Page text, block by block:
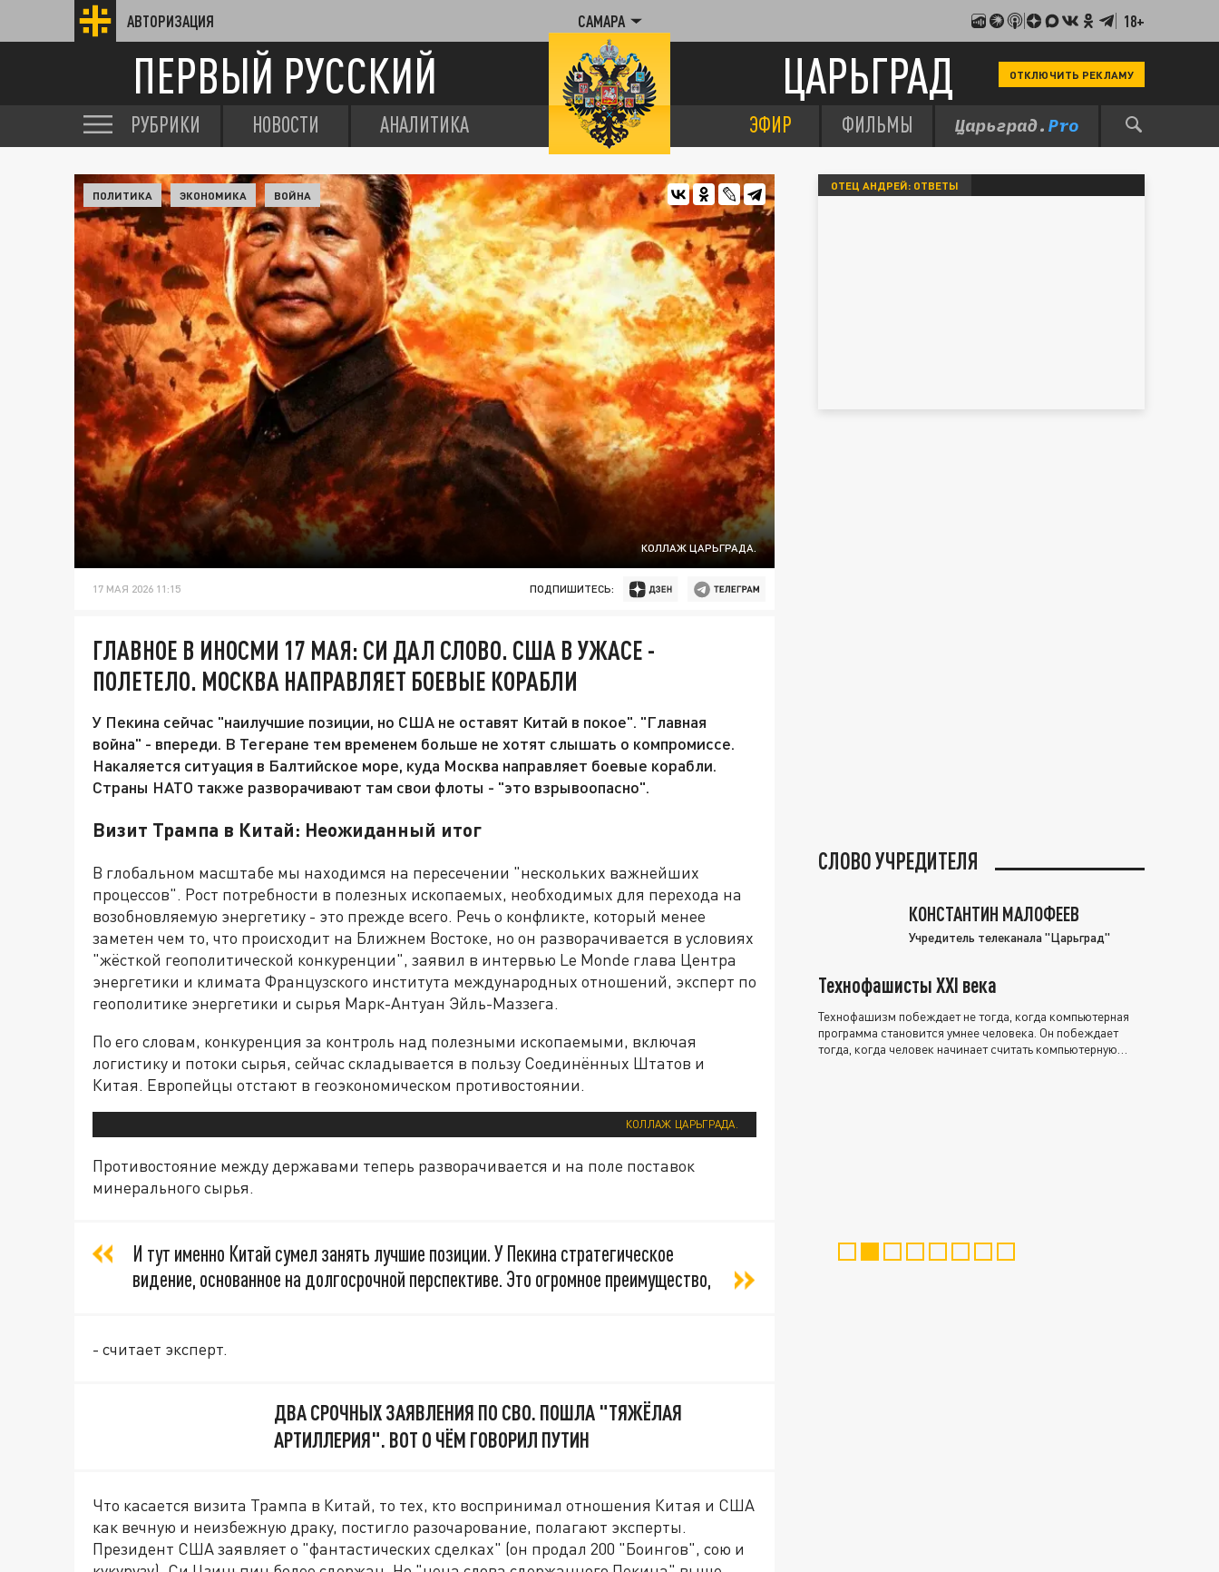
АВТОРИЗАЦИЯ САМАРА 18+
ПЕРВЫЙ РУССКИЙ ЦАРЬГРАД ОТКЛЮЧИТЬ РЕКЛАМУ
РУБРИКИ НОВОСТИ АНАЛИТИКА ЭФИР ФИЛЬМЫ
КОЛЛАЖ ЦАРЬГРАДА.
ПОЛИТИКА ЭКОНОМИКА ВОЙНА
17 МАЯ 2026 11:15 ПОДПИШИТЕСЬ:
ГЛАВНОЕ В ИНОСМИ 17 МАЯ: СИ ДАЛ СЛОВО. США В УЖАСЕ -
ПОЛЕТЕЛО. МОСКВА НАПРАВЛЯЕТ БОЕВЫЕ КОРАБЛИ
У Пекина сейчас "наилучшие позиции, но США не оставят Китай в покое". "Главная
война" - впереди. В Тегеране тем временем больше не хотят слышать о компромиссе.
Накаляется ситуация в Балтийское море, куда Москва направляет боевые корабли.
Страны НАТО также разворачивают там свои флоты - "это взрывоопасно".
Визит Трампа в Китай: Неожиданный итог
В глобальном масштабе мы находимся на пересечении "нескольких важнейших
процессов". Рост потребности в полезных ископаемых, необходимых для перехода на
возобновляемую энергетику - это прежде всего. Речь о конфликте, который менее
заметен чем то, что происходит на Ближнем Востоке, но он разворачивается в условиях
"жёсткой геополитической конкуренции", заявил в интервью Le Monde глава Центра
энергетики и климата Французского института международных отношений, эксперт по
геополитике энергетики и сырья Марк-Антуан Эйль-Маззега.
По его словам, конкуренция за контроль над полезными ископаемыми, включая
логистику и потоки сырья, сейчас складывается в пользу Соединённых Штатов и
Китая. Европейцы отстают в геоэкономическом противостоянии.
КОЛЛАЖ ЦАРЬГРАДА.
Противостояние между державами теперь разворачивается и на поле поставок
минерального сырья.
И тут именно Китай сумел занять лучшие позиции. У Пекина стратегическое
видение, основанное на долгосрочной перспективе. Это огромное преимущество,
- считает эксперт.
ДВА СРОЧНЫХ ЗАЯВЛЕНИЯ ПО СВО. ПОШЛА "ТЯЖЁЛАЯ
АРТИЛЛЕРИЯ". ВОТ О ЧЁМ ГОВОРИЛ ПУТИН
Что касается визита Трампа в Китай, то тех, кто воспринимал отношения Китая и США
как вечную и неизбежную драку, постигло разочарование, полагают эксперты.
Президент США заявляет о "фантастических сделках" (он продал 200 "Боингов", сою и
ОТЕЦ АНДРЕЙ: ОТВЕТЫ
СЛОВО УЧРЕДИТЕЛЯ
КОНСТАНТИН МАЛОФЕЕВ
Учредитель телеканала "Царьград"
Технофашисты XXI века
Технофашизм побеждает не тогда, когда компьютерная
программа становится умнее человека. Он побеждает
тогда, когда человек начинает считать компьютерную